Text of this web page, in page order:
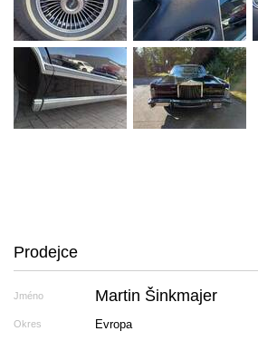
Prodejce
Jméno Martin Šinkmajer
Okres Evropa